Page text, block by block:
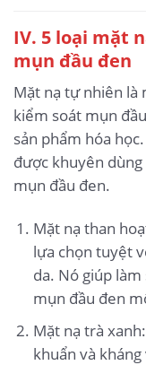
IV. 5 loại mặt
mụn đầu đen
Mặt nạ tự nhiên là
kiểm soát mụn
sản phẩm hóa
được khuyên
mụn đầu đen.
Mặt nạ than
lựa chọn tuyệt
da. Nó giúp làm
mụn đầu đen
Mặt nạ trà
khuẩn và